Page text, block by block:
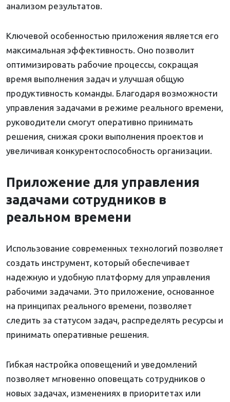
анализом результатов.
Ключевой особенностью приложения является его
максимальная эффективность. Оно позволит
оптимизировать рабочие процессы, сокращая
время выполнения задач и улучшая общую
продуктивность команды. Благодаря возможности
управления задачами в режиме реального времени,
руководители смогут оперативно принимать
решения, снижая сроки выполнения проектов и
увеличивая конкурентоспособность организации.
Приложение для управления
задачами сотрудников в
реальном времени
Использование современных технологий позволяет
создать инструмент, который обеспечивает
надежную и удобную платформу для управления
рабочими задачами. Это приложение, основанное
на принципах реального времени, позволяет
следить за статусом задач, распределять ресурсы и
принимать оперативные решения.
Гибкая настройка оповещений и уведомлений
позволяет мгновенно оповещать сотрудников о
новых задачах, изменениях в приоритетах или